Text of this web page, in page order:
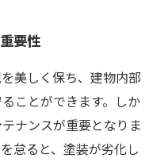
要性
美しく保ち、建物内部
ことができます。しか
ナンスが重要となりま
怠ると、塗装が劣化し